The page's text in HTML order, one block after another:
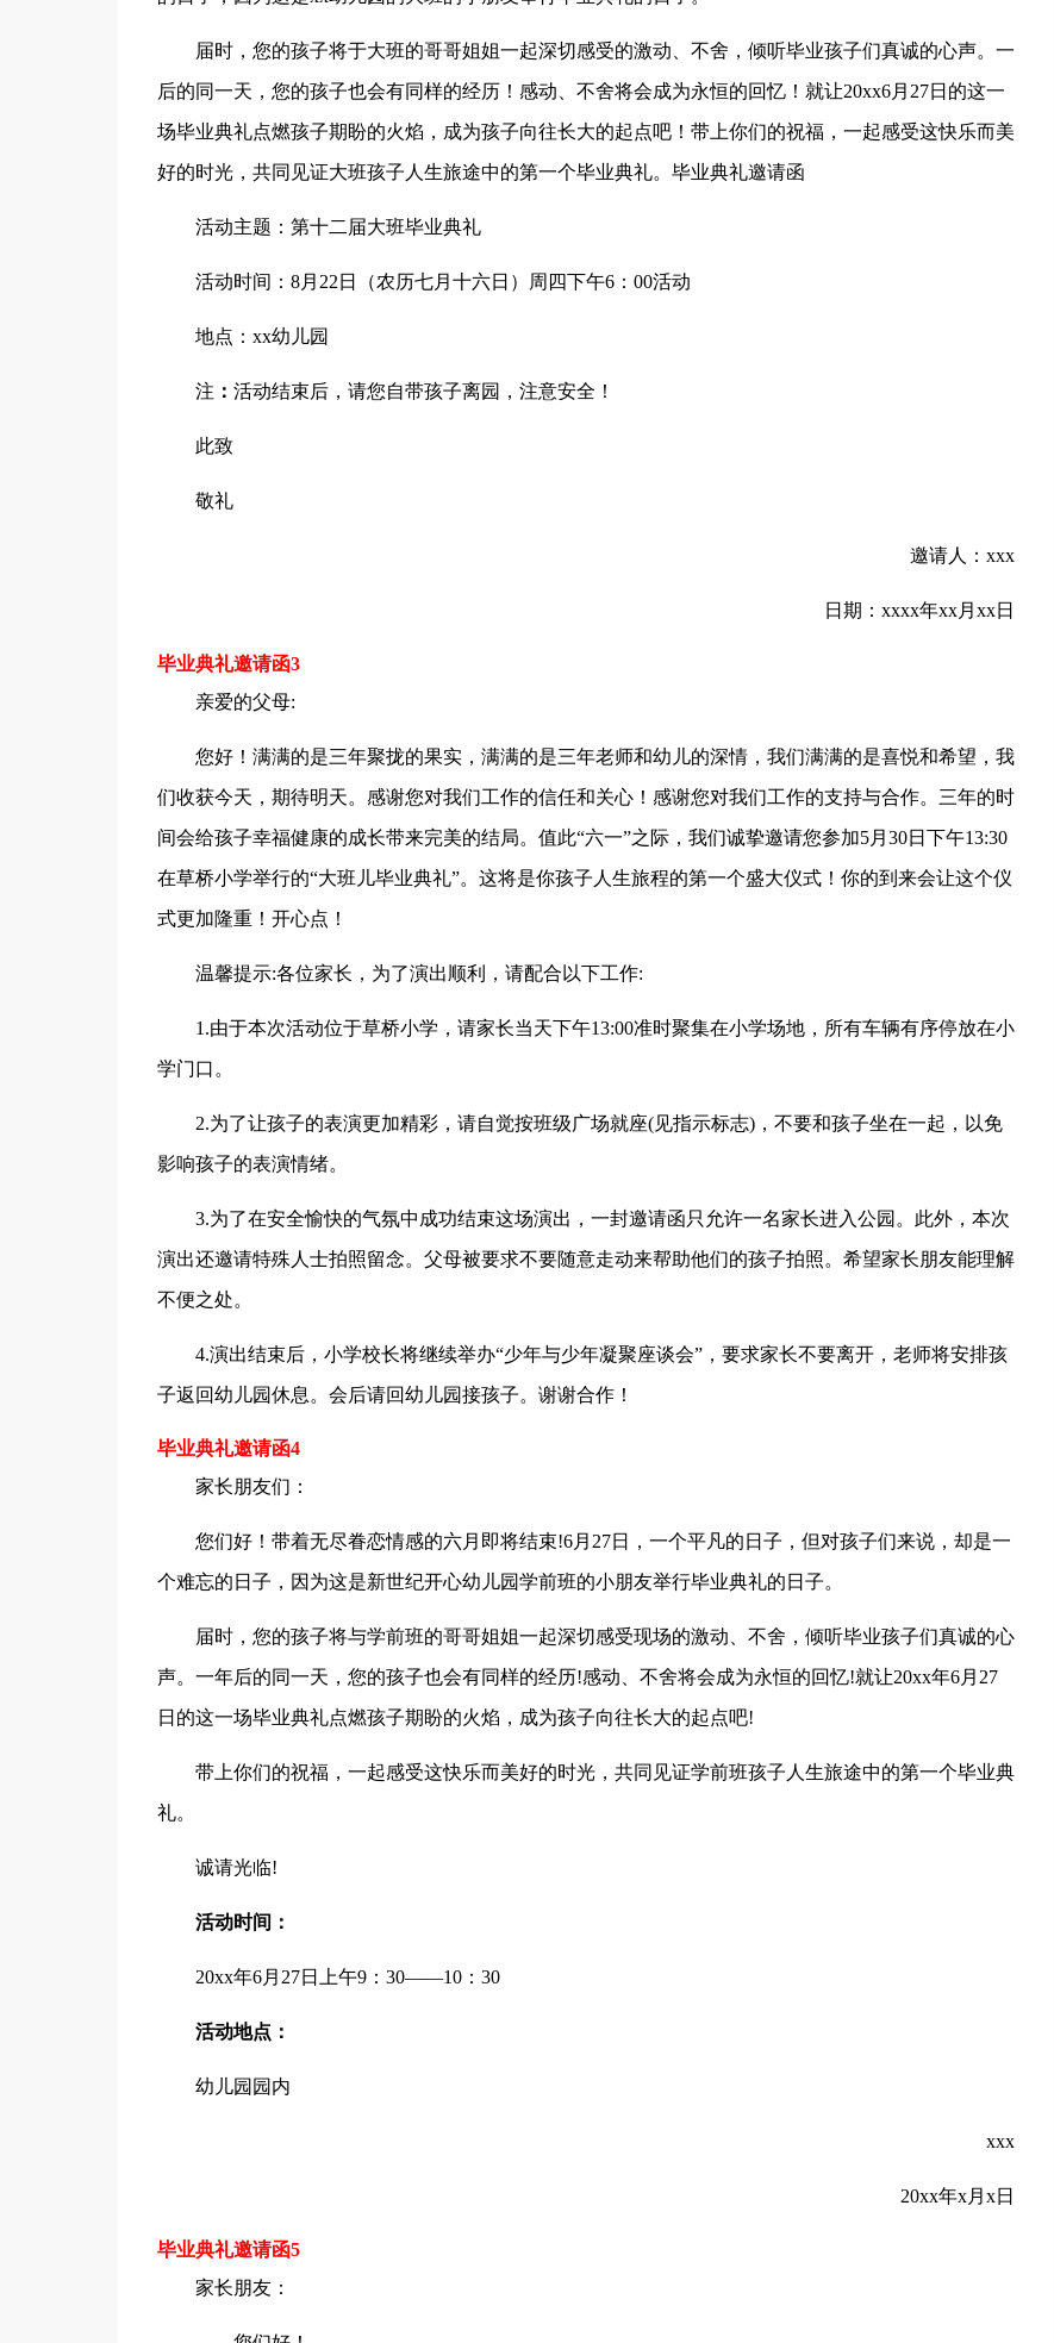
届时，您的孩子将于大班的哥哥姐姐一起深切感受的激动、不舍，倾听毕业孩子们真诚的心声。一
后的同一天，您的孩子也会有同样的经历！感动、不舍将会成为永恒的回忆！就让20xx6月27日的这一
场毕业典礼点燃孩子期盼的火焰，成为孩子向往长大的起点吧！带上你们的祝福，一起感受这快乐而美
好的时光，共同见证大班孩子人生旅途中的第一个毕业典礼。毕业典礼邀请函
活动主题：第十二届大班毕业典礼
活动时间：8月22日（农历七月十六日）周四下午6：00活动
地点：xx幼儿园
注 ： 活动结束后，请您自带孩子离园，注意安全！
此致
敬礼
邀请人：xxx
日期：xxxx年xx月xx日
毕业典礼邀请函3
亲爱的父母:
您好！满满的是三年聚拢的果实，满满的是三年老师和幼儿的深情，我们满满的是喜悦和希望，我
们收获今天，期待明天。感谢您对我们工作的信任和关心！感谢您对我们工作的支持与合作。三年的时
间会给孩子幸福健康的成长带来完美的结局。值此“六一”之际，我们诚挚邀请您参加5月30日下午13:30
在草桥小学举行的“大班儿毕业典礼”。这将是你孩子人生旅程的第一个盛大仪式！你的到来会让这个仪
式更加隆重！开心点！
温馨提示:各位家长，为了演出顺利，请配合以下工作:
1.由于本次活动位于草桥小学，请家长当天下午13:00准时聚集在小学场地，所有车辆有序停放在小
学门口。
2.为了让孩子的表演更加精彩，请自觉按班级广场就座(见指示标志)，不要和孩子坐在一起，以免
影响孩子的表演情绪。
3.为了在安全愉快的气氛中成功结束这场演出，一封邀请函只允许一名家长进入公园。此外，本次
演出还邀请特殊人士拍照留念。父母被要求不要随意走动来帮助他们的孩子拍照。希望家长朋友能理解
不便之处。
4.演出结束后，小学校长将继续举办“少年与少年凝聚座谈会”，要求家长不要离开，老师将安排孩
子返回幼儿园休息。会后请回幼儿园接孩子。谢谢合作！
毕业典礼邀请函4
家长朋友们：
您们好！带着无尽眷恋情感的六月即将结束!6月27日，一个平凡的日子，但对孩子们来说，却是一
个难忘的日子，因为这是新世纪开心幼儿园学前班的小朋友举行毕业典礼的日子。
届时，您的孩子将与学前班的哥哥姐姐一起深切感受现场的激动、不舍，倾听毕业孩子们真诚的心
声。一年后的同一天，您的孩子也会有同样的经历!感动、不舍将会成为永恒的回忆!就让20xx年6月27
日的这一场毕业典礼点燃孩子期盼的火焰，成为孩子向往长大的起点吧!
带上你们的祝福，一起感受这快乐而美好的时光，共同见证学前班孩子人生旅途中的第一个毕业典
礼。
诚请光临!
活动时间：
20xx年6月27日上午9：30——10：30
活动地点：
幼儿园园内
xxx
20xx年x月x日
毕业典礼邀请函5
家长朋友：